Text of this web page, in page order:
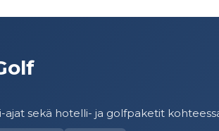
ajat sekä hotelli- ja golfpaketit